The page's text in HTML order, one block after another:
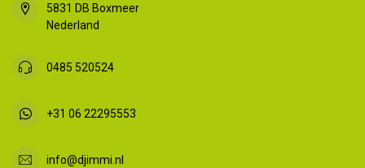
5831 DB Boxmeer
Nederland
0485 520524
+31 06 22295553
info@djimmi.nl